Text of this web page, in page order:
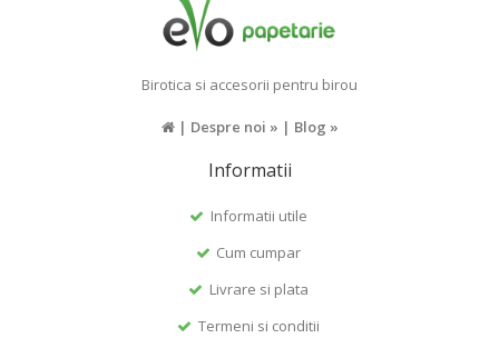
Birotica si accesorii pentru birou
| Despre noi » | Blog »
Informatii
Informatii utile
Cum cumpar
Livrare si plata
Termeni si conditii